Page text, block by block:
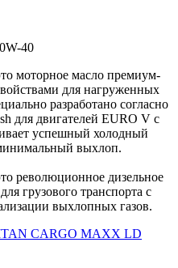
моторное масло премиум-
для нагруженных
разработано согласно
для двигателей EURO V с
успешный холодный
выхлоп.
революционное дизельное
грузового транспорта с
выхлопных газов.
CARGO MAXX LD